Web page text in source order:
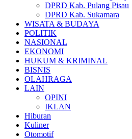
DPRD Kab. Pulang Pisau
DPRD Kab. Sukamara
WISATA & BUDAYA
POLITIK
NASIONAL
EKONOMI
HUKUM & KRIMINAL
BISNIS
OLAHRAGA
LAIN
OPINI
IKLAN
Hiburan
Kuliner
Otomotif